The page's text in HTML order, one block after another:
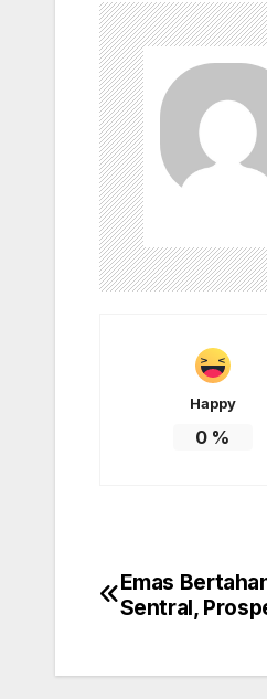
Happy
0 %
Post
Emas
Sentral,